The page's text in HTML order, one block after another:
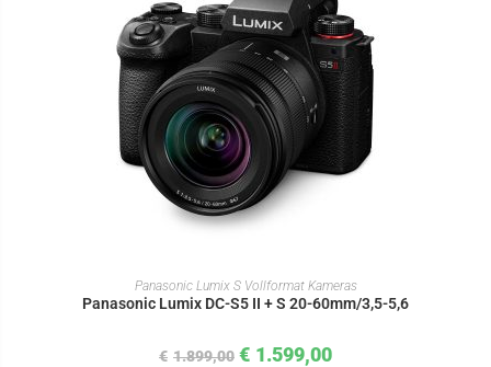
IN DEN WARENKORB
Panasonic Lumix S Vollformat Kameras
Panasonic Lumix DC-S5 II + S 20-60mm/3,5-5,6
€ 1.899,00 € 1.599,00